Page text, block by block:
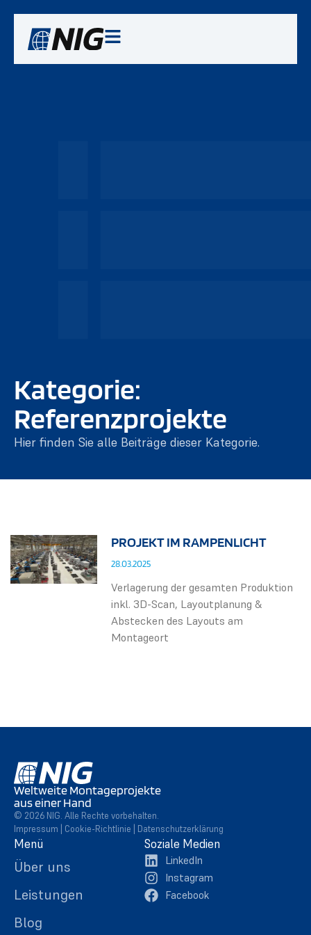
Kategorie:
Referenzprojekte
Hier finden Sie alle Beiträge dieser Kategorie.
PROJEKT IM RAMPENLICHT
28.03.2025
Verlagerung der gesamten Produktion
inkl. 3D-Scan, Layoutplanung &
Abstecken des Layouts am
Montageort
Weltweite Montageprojekte
aus einer Hand
© 2026 NIG. Alle Rechte vorbehalten.
Impressum
Cookie-Richtlinie Datenschutzerklärung
Menü
Über uns
Leistungen
Blog
Soziale Medien
LinkedIn
Instagram
Facebook